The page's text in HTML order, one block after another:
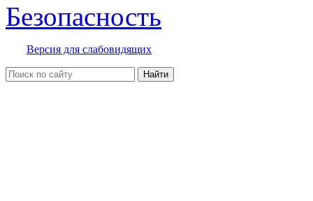
Безопасность
Версия для слабовидящих
Найти